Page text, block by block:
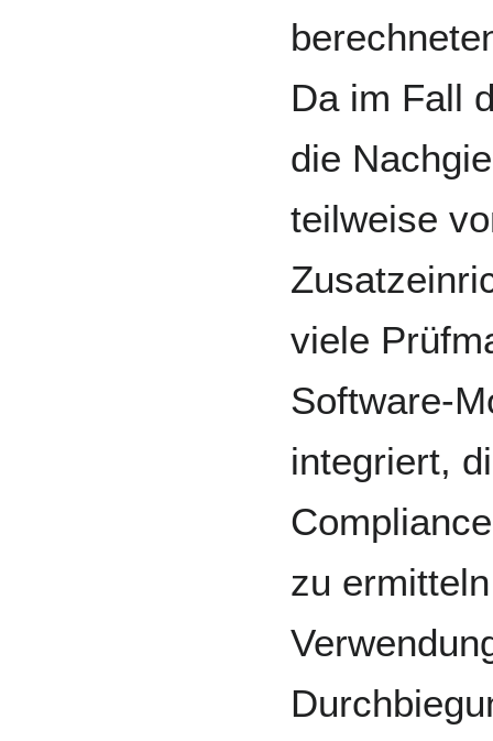
Da im Fall
die
teilweise
viele
Software-
integriert,
zu